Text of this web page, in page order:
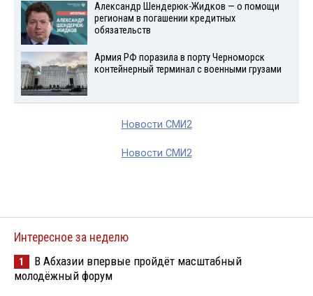
Александр Шендерюк-Жидков — о помощи
регионам в погашении кредитных
обязательств
Армия РФ поразила в порту Черноморск
контейнерный терминал с военными грузами
Новости СМИ2
Новости СМИ2
Интересное за неделю
1
В Абхазии впервые пройдёт масштабный
молодёжный форум